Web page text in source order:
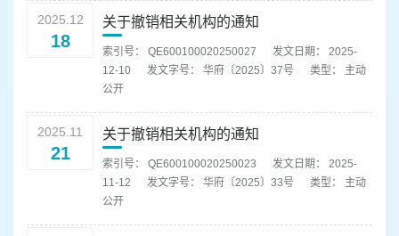
2025.12
18
关于撤销相关机构的通知
索引号： QE600100020250027
发文日期： 2025-
12-10
发文字号： 华府〔2025〕37号
类型： 主动
公开
2025.11
21
关于撤销相关机构的通知
索引号： QE600100020250023
发文日期： 2025-
11-12
发文字号： 华府〔2025〕33号
类型： 主动
公开